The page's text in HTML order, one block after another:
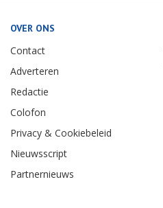
OVER ONS
Contact
Adverteren
Redactie
Colofon
Privacy & Cookiebeleid
Nieuwsscript
Partnernieuws